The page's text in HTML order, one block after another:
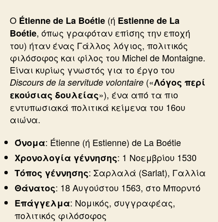
Ο Étienne de La Boétie (ή Estienne de La
Boétie, όπως γραφόταν επίσης την εποχή
του) ήταν ένας Γάλλος λόγιος, πολιτικός
φιλόσοφος και φίλος του Michel de Montaigne.
Είναι κυρίως γνωστός για το έργο του
Discours de la servitude volontaire («Λόγος περί
εκούσιας δουλείας»), ένα από τα πιο
εντυπωσιακά πολιτικά κείμενα του 16ου
αιώνα.
Όνομα: Étienne (ή Estienne) de La Boétie
Χρονολογία γέννησης: 1 Νοεμβρίου 1530
Τόπος γέννησης: Σαρλαλά (Sarlat), Γαλλία
Θάνατος: 18 Αυγούστου 1563, στο Μπορντό
Επάγγελμα: Νομικός, συγγραφέας,
πολιτικός φιλόσοφος